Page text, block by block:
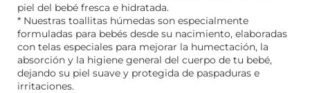
piel del bebé fresca e hidratada.
* Nuestras toallitas húmedas son especialmente
formuladas para bebés desde su nacimiento, elaboradas
con telas especiales para mejorar la humectación, la
absorción y la higiene general del cuerpo de tu bebé,
dejando su piel suave y protegida de paspaduras e
irritaciones.